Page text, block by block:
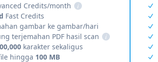
Credits/month
i
Fast Credits
gambar ke gambar/hari
terjemahan PDF hasil scan
i
karakter sekaligus
hingga 100 MB